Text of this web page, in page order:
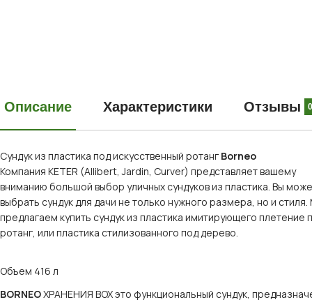
Описание Характеристики Отзывы 0
Сундук из пластика под искусственный ротанг Borneo
Компания KETER (Allibert, Jardin, Curver) представляет вашему
вниманию большой выбор уличных сундуков из пластика. Вы
выбрать сундук для дачи не только нужного размера, но и
предлагаем купить сундук из пластика имитирующего плетение
ротанг, или пластика стилизованного под дерево.
Объем 416 л
BORNEOХРАНЕНИЯ BOX это функциональный сундук,